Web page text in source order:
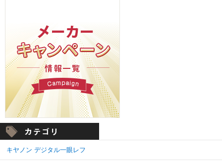
キヤノン デジタル一眼レフ